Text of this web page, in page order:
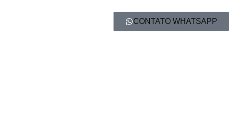
CONTATO WHATSAPP